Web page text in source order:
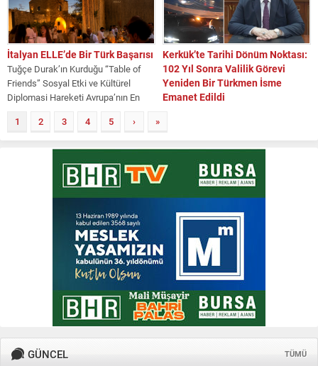
vazgeçme kararı...
İtalyan ELLE’de Bir Türk Başarısı
Tuğçe Durak’ın Kurduğu “Table of
Friends” Sosyal Etki ve Kültürel
Diplomasi Hareketi Avrupa’nın En
Kerkük’te Tarihi Dönüm Noktası:
102 Yıl Sonra Valilik Görevi
Yeniden Bir Türkmen İsme
Emanet Edildi
kentlerinden biri olan Kerkük’te
1 2 3 4 5 › »
GÜNCEL TÜMÜ